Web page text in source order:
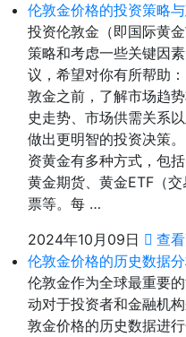
伦敦金价格的投资策略
投资伦敦金（即国际黄
策略和考虑一些关键因
议，希望对你有所帮助
敦金之前，了解市场趋
史走势、市场供需关系
做出更明智的投资决策
资黄金有多种方式，包
黄金期货、黄金ETF（
票等。每 …
2024年10月09日
查
伦敦金价格的历史数据
伦敦金作为全球最重要
动对于投资者和金融机
敦金价格的历史数据进